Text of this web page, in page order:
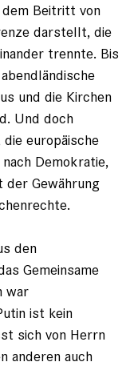
Beitritt von
darstellt, die
trennte. Bis
und die Kirchen
Und doch
europäische
Demokratie,
der Gewährung
den
Gemeinsame
war
ist kein
sich von Herrn
anderen auch